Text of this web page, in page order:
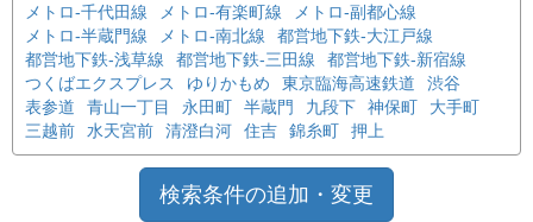
メトロ-千代田線
メトロ-有楽町線
メトロ-副都心線
メトロ-半蔵門線
メトロ-南北線
都営地下鉄-大江戸線
都営地下鉄-浅草線
都営地下鉄-三田線
都営地下鉄-新宿線
つくばエクスプレス
ゆりかもめ 東京臨海高速鉄道
渋谷
表参道
青山一丁目 永田町 半蔵門 九段下 神保町
大手町
三越前
水天宮前 清澄白河 住吉 錦糸町 押上
検索条件の追加・変更